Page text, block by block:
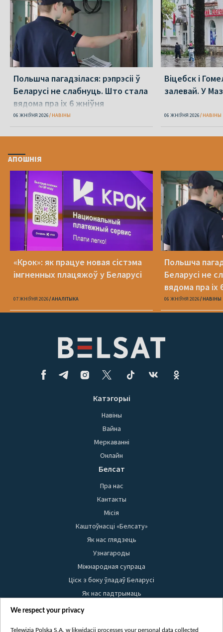
Польшча пагадзілася: рэпрэсіі ў
Беларусі не слабнуць. Што стала
вядома пра іх 6 жніўня
06 ЖНІЎНЯ 2026 НАВІНЫ
Віцебск і
залевай. У
06 ЖНІЎНЯ 2026 НАВІНЫ
АПОШНІЯ
«Крок»: як працуе новая сістэма
імгненных плацяжоў у Беларусі
07 ЖНІЎНЯ 2026 АНАЛІТЫКА
Польшча
Беларусі не
вядома пра іх
06 ЖНІЎНЯ 2026 НАВІНЫ
Катэгорыі
Навіны
Вайна
Меркаванні
Онлайн
Белсат
Пра нас
Кантакты
Місія
Каштоўнасці «Белсату»
Як нас глядзець
Узнагароды
Міжнародная супраца
Ціск з боку ўладаў Беларусі
Як нас падтрымаць
Правілы выкарыстання матэрыялаў
We respect your privacy
Telewizja Polska S.A. w likwidacji processes your personal data collected